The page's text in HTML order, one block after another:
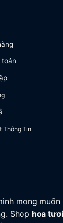
toán
Thông Tin
mong
Shop hoa tươi